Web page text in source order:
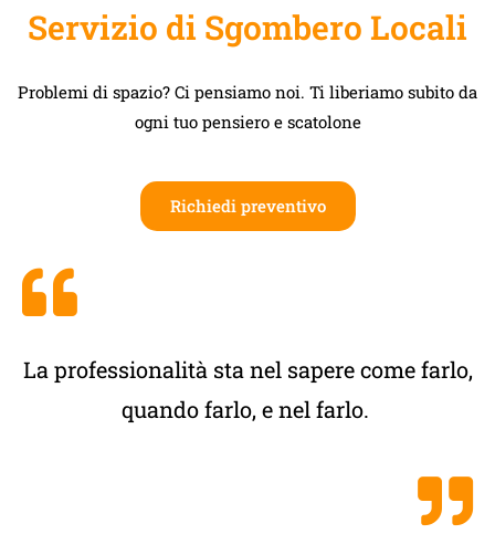
Servizio di Sgombero Locali
Problemi di spazio? Ci pensiamo noi. Ti liberiamo subito da
ogni tuo pensiero e scatolone
Richiedi preventivo
La professionalità sta nel sapere come farlo,
quando farlo, e nel farlo.